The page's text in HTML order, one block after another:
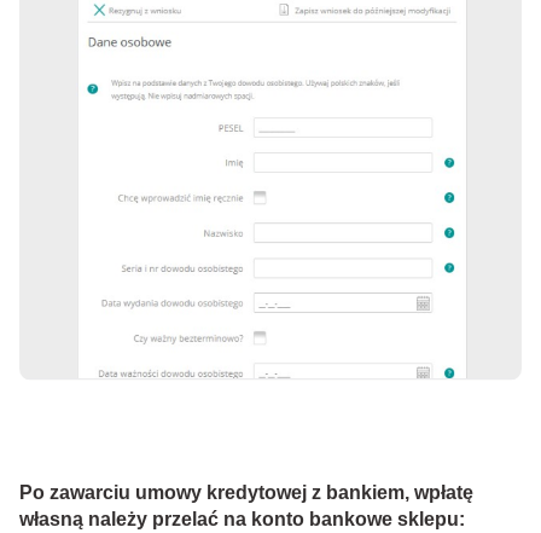
Po zawarciu umowy kredytowej z bankiem, wpłatę
własną należy przelać na konto bankowe sklepu: